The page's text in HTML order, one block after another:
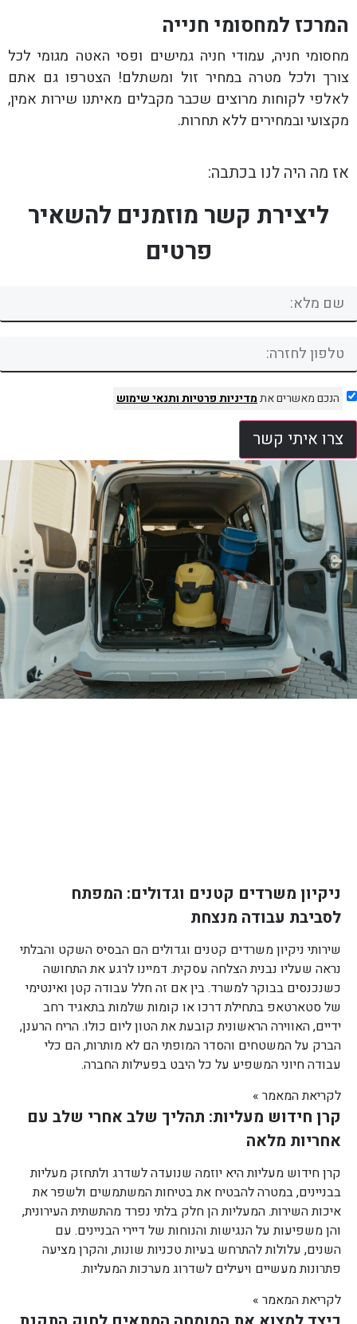
המרכז למחסומי חנייה
מחסומי חניה, עמודי חניה גמישים ופסי האטה מגומי לכל
צורך ולכל מטרה במחיר זול ומשתלם! הצטרפו גם אתם
לאלפי לקוחות מרוצים שכבר מקבלים מאיתנו שירות אמין,
מקצועי ובמחירים ללא תחרות.
אז מה היה לנו בכתבה:
ליצירת קשר מוזמנים להשאיר
פרטים
הנכם מאשרים אתמדיניות פרטיותותנאי שימוש
צרו איתי קשר
ניקיון משרדים קטנים וגדולים: המפתח
לסביבת עבודה מנצחת
שירותי ניקיון משרדים קטנים וגדולים הם הבסיס השקט והבלתי
נראה שעליו נבנית הצלחה עסקית. דמיינו לרגע את התחושה
כשנכנסים בבוקר למשרד. בין אם זה חלל עבודה קטן ואינטימי
של סטארטאפ בתחילת דרכו או קומות שלמות בתאגיד רחב
ידיים, האווירה הראשונית קובעת את הטון ליום כולו. הריח הרענן,
הברק על המשטחים והסדר המופתי הם לא מותרות, הם כלי
עבודה חיוני המשפיע על כל היבט בפעילות החברה.
לקריאת המאמר »
קרן חידוש מעליות: תהליך שלב אחרי שלב עם
אחריות מלאה
קרן חידוש מעליות היא יוזמה שנועדה לשדרג ולתחזק מעליות
בבניינים, במטרה להבטיח את בטיחות המשתמשים ולשפר את
איכות השירות. המעליות הן חלק בלתי נפרד מהתשתית העירונית,
והן משפיעות על הנגישות והנוחות של דיירי הבניינים. עם
השנים, עלולות להתרחש בעיות טכניות שונות, והקרן מציעה
פתרונות מעשיים ויעילים לשדרוג מערכות המעליות.
לקריאת המאמר »